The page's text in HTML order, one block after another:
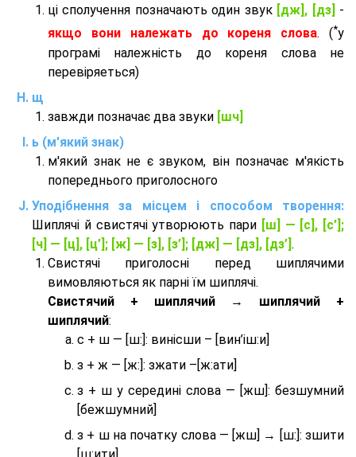
ці сполучення позначають один звук [дж], [дз] -
якщо вони належать до кореня слова. (*у
програмі належність до кореня слова не
перевіряеться)
щ
завжди позначає два звуки [шч]
ь (м'який знак)
м'який знак не є звуком, він позначає м'якість
попереднього приголосного
Уподібнення за місцем і способом творення:
Шиплячі й свистячі утворюють пари [ш] — [c], [с’];
[ч] — [ц], [ц’]; [ж] — [з], [з’]; [дж] — [дз], [дз’] .
Свистячі приголосні перед шиплячими
вимовляються як парні їм шиплячі.
Cвистячий + шиплячий → шиплячий +
шиплячий:
с + ш — [ш:]: винісши – [вин’іш:и]
з + ж — [ж:]: зжати –[ж:ати]
з + ш у середині слова — [жш]: безшумний
[бежшумний]
з + ш на початку слова — [жш] → [ш:]: зшити
[ш:ити]